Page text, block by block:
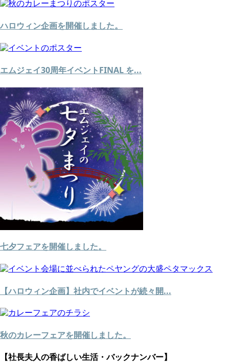
ハロウィン企画を開催しました。
エムジェイ30周年イベントFINAL を...
七夕フェアを開催しました。
【ハロウィン企画】社内でイベントが続々開...
秋のカレーフェアを開催しました。
【社長夫人の香ばしい生活・バックナンバー】